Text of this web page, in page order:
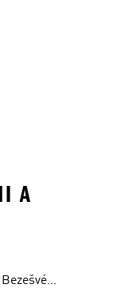
A
Bezešvé